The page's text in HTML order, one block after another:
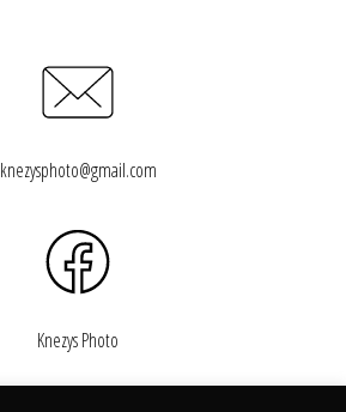
knezysphoto@gmail.com
Knezys Photo